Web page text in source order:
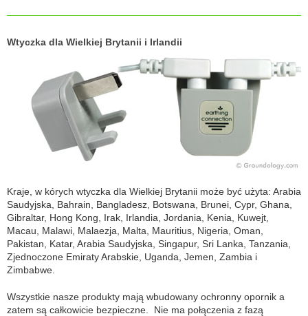
Wtyczka dla Wielkiej Brytanii i Irlandii
Kraje, w kórych wtyczka dla Wielkiej Brytanii może być użyta: Arabia
Saudyjska, Bahrain, Bangladesz, Botswana, Brunei, Cypr, Ghana,
Gibraltar, Hong Kong, Irak, Irlandia, Jordania, Kenia, Kuwejt,
Macau, Malawi, Malaezja, Malta, Mauritius, Nigeria, Oman,
Pakistan, Katar, Arabia Saudyjska, Singapur, Sri Lanka, Tanzania,
Zjednoczone Emiraty Arabskie, Uganda, Jemen, Zambia i
Zimbabwe.
Wszystkie nasze produkty mają wbudowany ochronny opornik a
zatem są całkowicie bezpieczne. Nie ma połączenia z fazą